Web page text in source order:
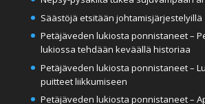
Säästöjä etsitään johtamisjärjestelyillä
Petäjäveden lukiosta ponnistaneet –
lukiossa tehdään keväällä historiaa
Petäjäveden lukiosta ponnistaneet –
puitteet liikkumiseen
Petäjäveden lukiosta ponnistaneet –